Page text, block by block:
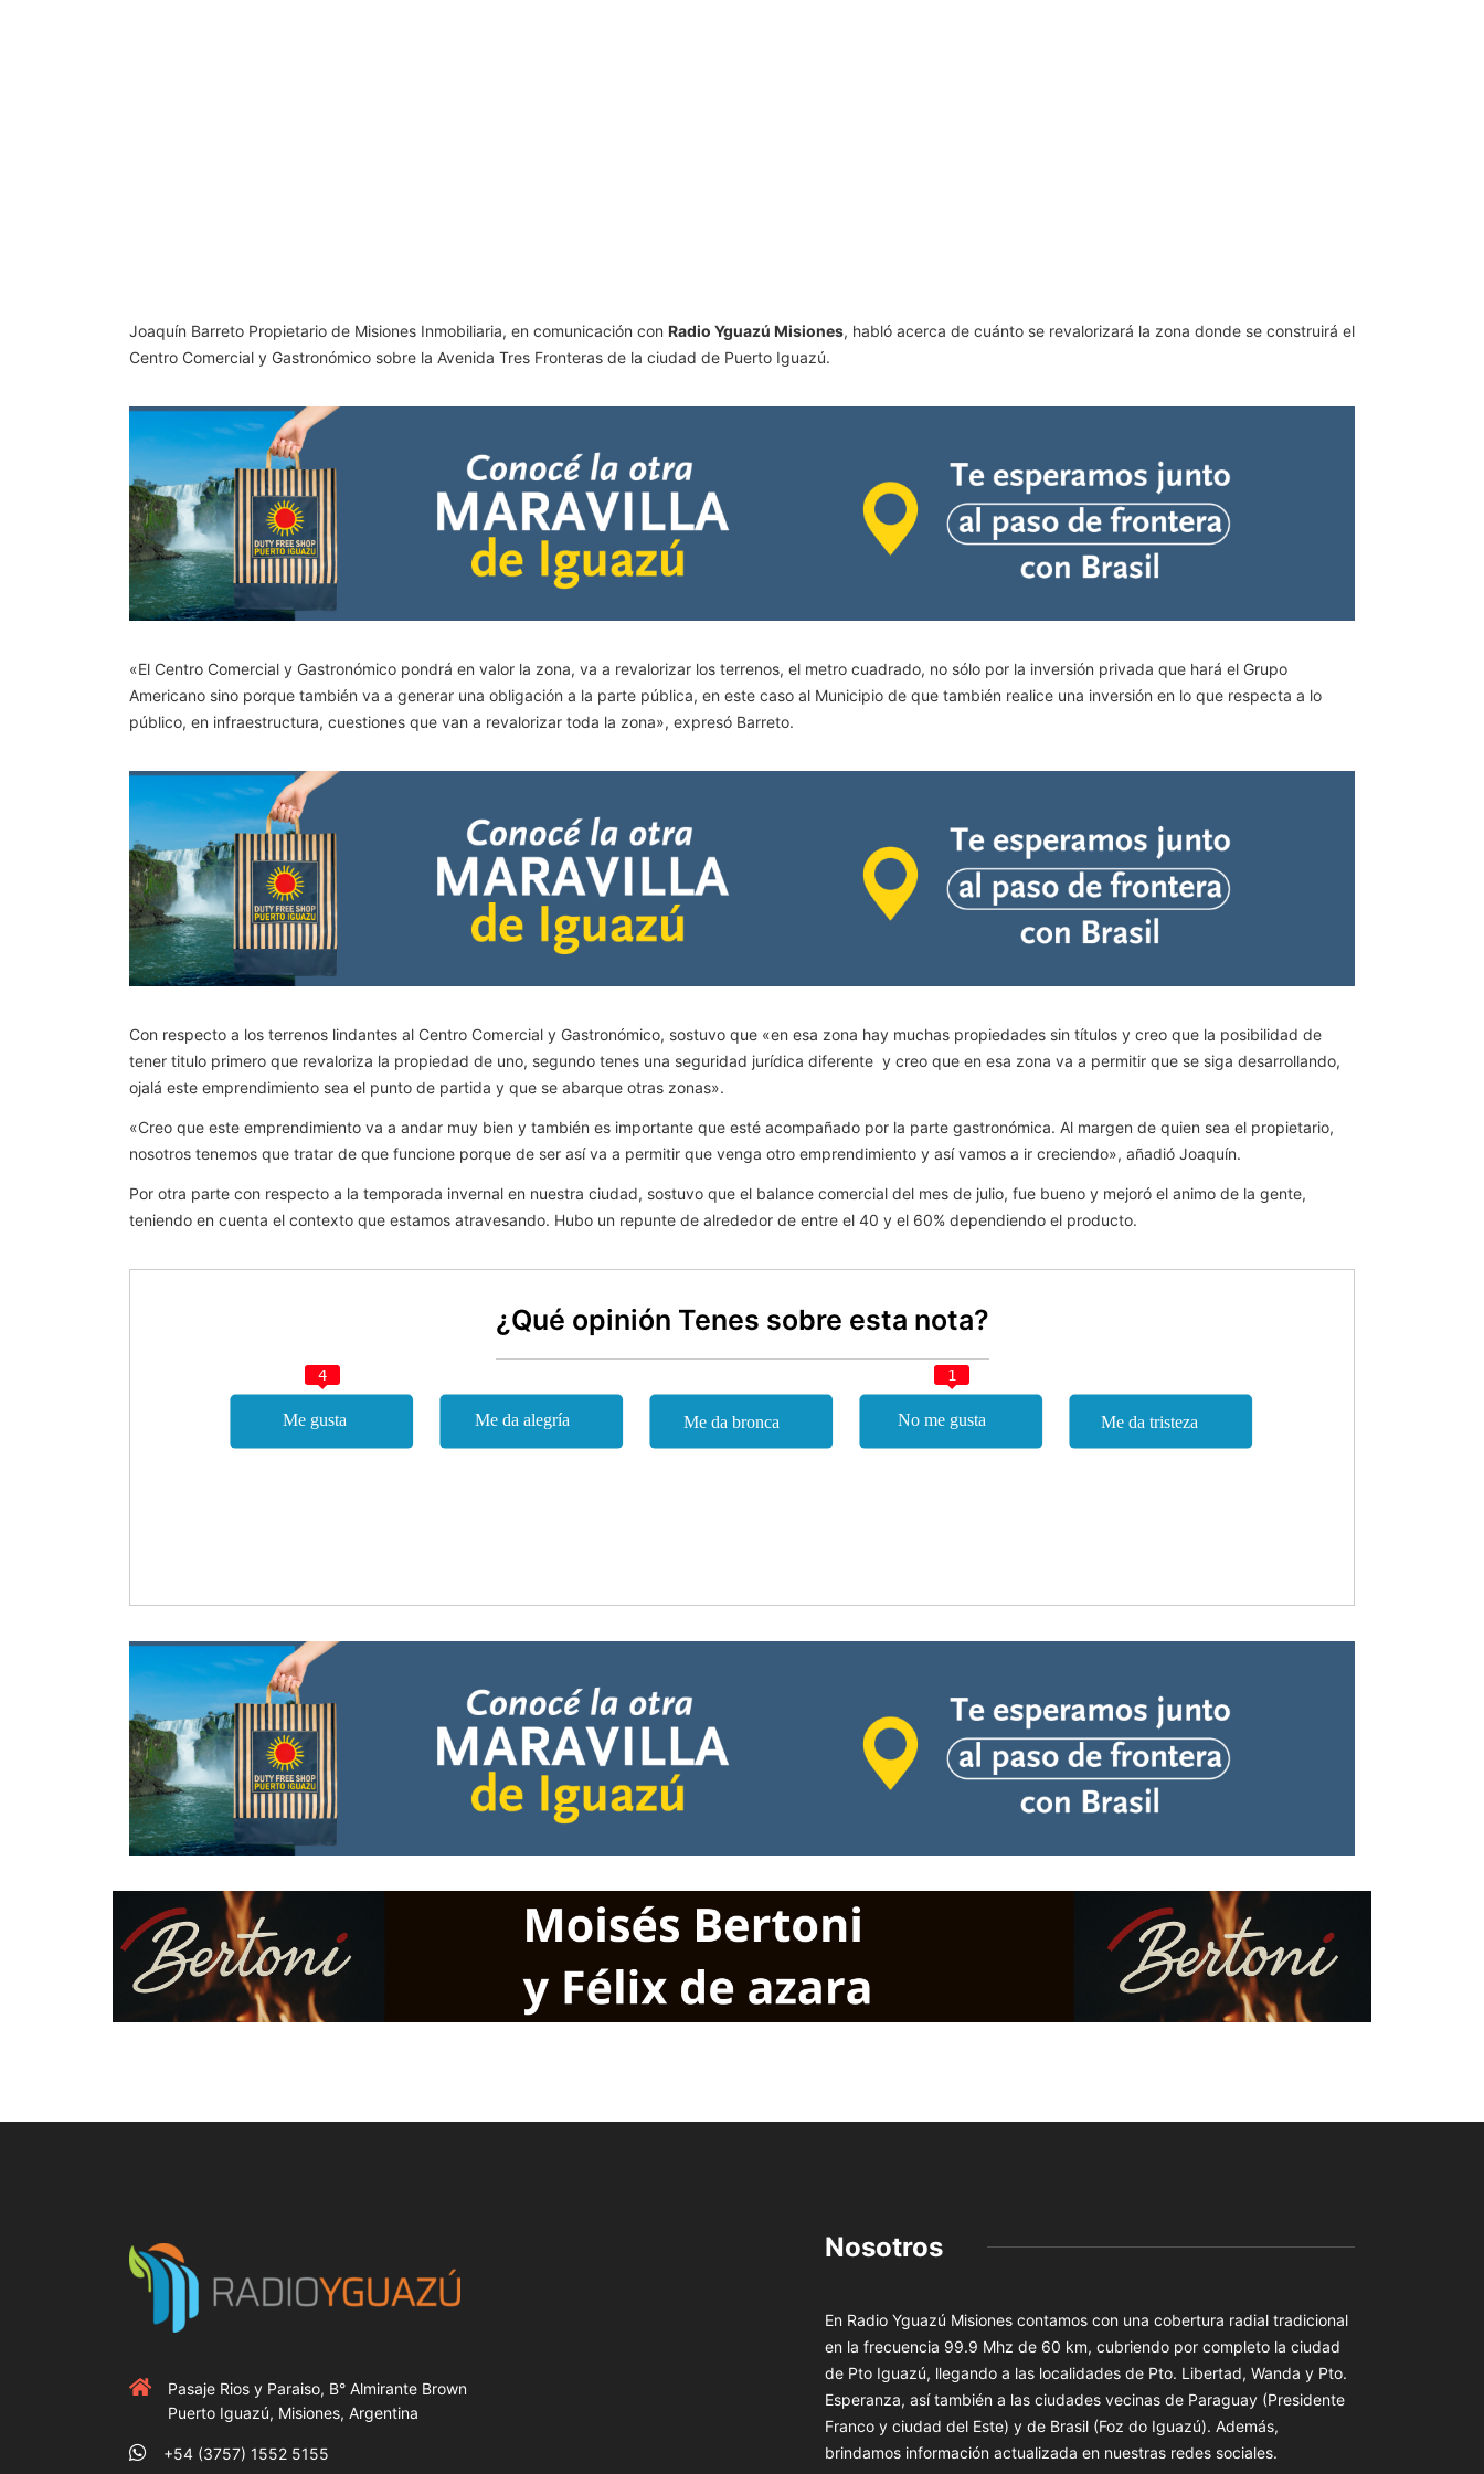
Joaquín Barreto Propietario de Misiones Inmobiliaria, en comunicación con Radio Yguazú Misiones, habló acerca de cuánto se revalorizará la zona donde se construirá el
Centro Comercial y Gastronómico sobre la Avenida Tres Fronteras de la ciudad de Puerto Iguazú.
«El Centro Comercial y Gastronómico pondrá en valor la zona, va a revalorizar los terrenos, el metro cuadrado, no sólo por la inversión privada que hará el Grupo
Americano sino porque también va a generar una obligación a la parte pública, en este caso al Municipio de que también realice una inversión en lo que respecta a lo
público, en infraestructura, cuestiones que van a revalorizar toda la zona», expresó Barreto.
Con respecto a los terrenos lindantes al Centro Comercial y Gastronómico, sostuvo que «en esa zona hay muchas propiedades sin títulos y creo que la posibilidad de
tener titulo primero que revaloriza la propiedad de uno, segundo tenes una seguridad jurídica diferente y creo que en esa zona va a permitir que se siga desarrollando,
ojalá este emprendimiento sea el punto de partida y que se abarque otras zonas».
«Creo que este emprendimiento va a andar muy bien y también es importante que esté acompañado por la parte gastronómica. Al margen de quien sea el propietario,
nosotros tenemos que tratar de que funcione porque de ser así va a permitir que venga otro emprendimiento y así vamos a ir creciendo», añadió Joaquín.
Por otra parte con respecto a la temporada invernal en nuestra ciudad, sostuvo que el balance comercial del mes de julio, fue bueno y mejoró el animo de la gente,
teniendo en cuenta el contexto que estamos atravesando. Hubo un repunte de alrededor de entre el 40 y el 60% dependiendo el producto.
¿Qué opinión Tenes sobre esta nota?
4 1
Pasaje Rios y Paraiso, B° Almirante Brown
Puerto Iguazú, Misiones, Argentina
+54 (3757) 1552 5155
Nosotros
En Radio Yguazú Misiones contamos con una cobertura radial tradicional
en la frecuencia 99.9 Mhz de 60 km, cubriendo por completo la ciudad
de Pto Iguazú, llegando a las localidades de Pto. Libertad, Wanda y Pto.
Esperanza, así también a las ciudades vecinas de Paraguay (Presidente
Franco y ciudad del Este) y de Brasil (Foz do Iguazú). Además,
brindamos información actualizada en nuestras redes sociales.